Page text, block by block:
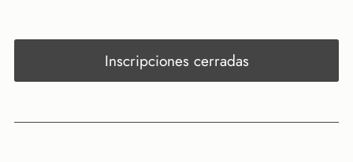
Inscripciones cerradas